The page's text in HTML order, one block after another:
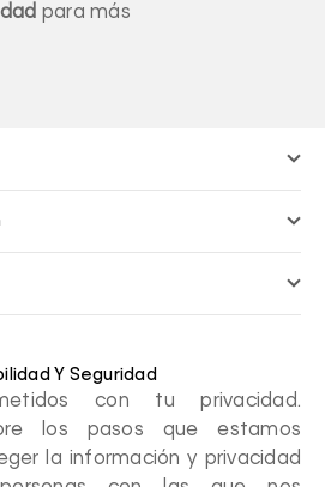
para más
Y Seguridad
con tu privacidad.
los pasos que estamos
la información y privacidad